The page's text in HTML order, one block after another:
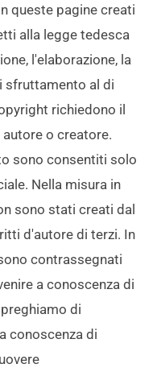
queste pagine creati
alla legge tedesca
l'elaborazione, la
sfruttamento al di
richiedono il
o creatore.
sono consentiti solo
Nella misura in
sono stati creati dal
d'autore di terzi. In
contrassegnati
a conoscenza di
di
conoscenza di